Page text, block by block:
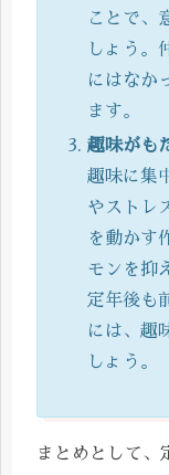
ことで、
しょう。
にはなか
ます。
趣味がも
趣味に集
やストレ
を動かす
モンを抑
定年後も
には、趣
しょう。
まとめとして、